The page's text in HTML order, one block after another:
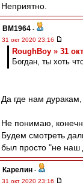
Неприятно.
BM1964 -
31 окт 2020 23:16
RoughBoy » 31
Богдан, ты хоть
Да где нам
Не понимаю,
Будем смотреть
был просто "не наш
Карелин -
31 окт 2020 23:16